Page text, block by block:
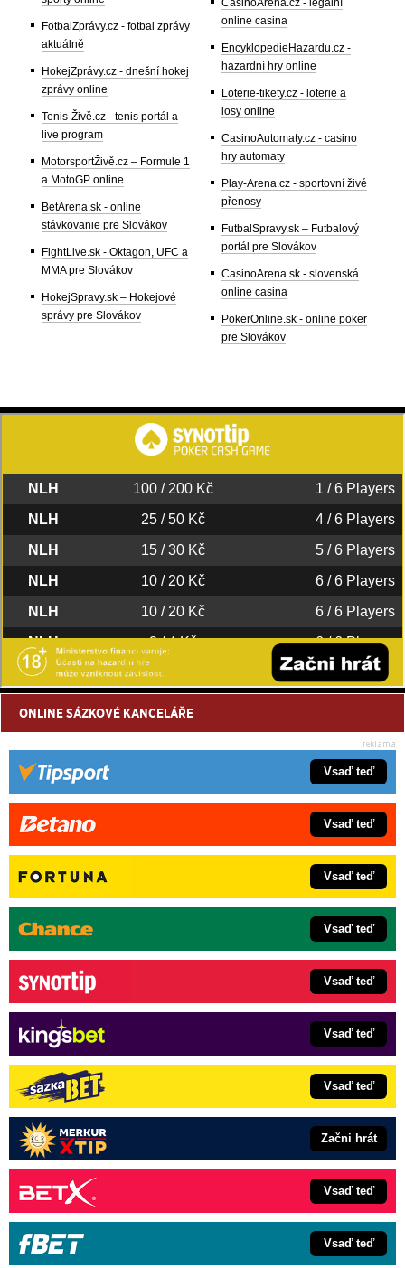
FotbalZprávy.cz - fotbal zprávy
aktuálně
HokejZprávy.cz - dnešní hokej
zprávy online
Tenis-Živě.cz - tenis portál a
live program
MotorsportŽivě.cz – Formule 1
a MotoGP online
BetArena.sk - online
stávkovanie pre Slovákov
FightLive.sk - Oktagon, UFC a
MMA pre Slovákov
HokejSpravy.sk – Hokejové
správy pre Slovákov
online casina
EncyklopedieHazardu.cz -
hazardní hry online
Loterie-tikety.cz - loterie a
losy online
CasinoAutomaty.cz - casino
hry automaty
Play-Arena.cz - sportovní živé
přenosy
FutbalSpravy.sk – Futbalový
portál pre Slovákov
CasinoArena.sk - slovenská
online casina
PokerOnline.sk - online poker
pre Slovákov
ONLINE SÁZKOVÉ KANCELÁŘE
Vsaď teď
Vsaď teď
Vsaď teď
Vsaď teď
Vsaď teď
Vsaď teď
Vsaď teď
Začni hrát
Vsaď teď
Vsaď teď